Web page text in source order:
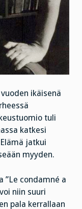
ikäisenä
tuli
katkesi
jatkui
myyden.
”Le condamné a
niin suuri
pala kerrallaan